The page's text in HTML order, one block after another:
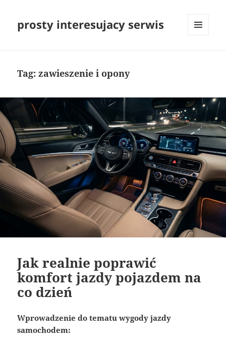
prosty interesujacy serwis
Tag:zawieszenie i opony
Jak realnie poprawić
komfort jazdy pojazdem na
co dzień
Wprowadzenie do tematu wygody jazdy
samochodem: